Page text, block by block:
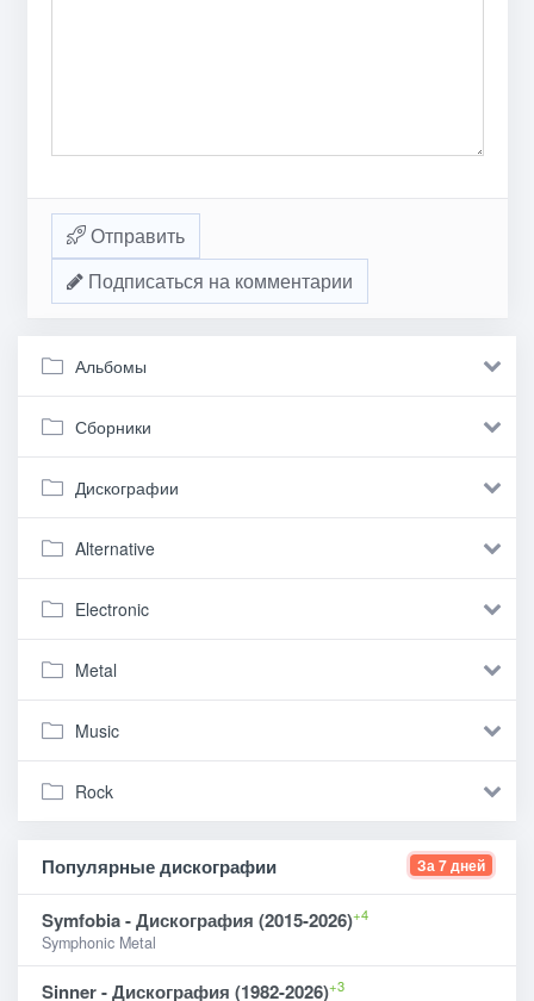
Отправить
Подписаться на комментарии
Альбомы
Сборники
Дискографии
Alternative
Electronic
Metal
Music
Rock
Популярные дискографии За 7 дней
Symfobia - Дискография (2015-2026)+4
Symphonic Metal
Sinner - Дискография (1982-2026)+3